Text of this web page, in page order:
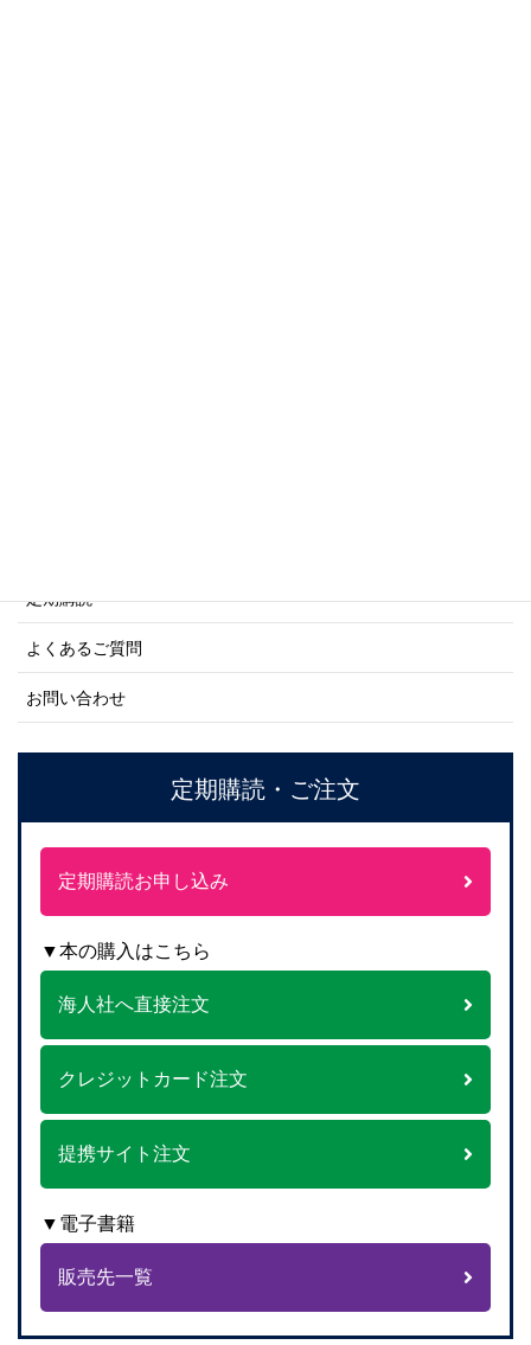
定期購読
よくあるご質問
お問い合わせ
定期購読・ご注文
定期購読お申し込み
▼本の購入はこちら
海人社へ直接注文
クレジットカード注文
提携サイト注文
▼電子書籍
販売先一覧